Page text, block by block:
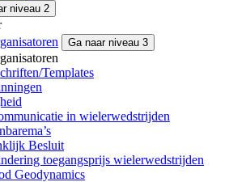
niveau 2
Ga naar niveau 3
Templates
in wielerwedstrijden
Besluit
toegangsprijs wielerwedstrijden
Geodynamics